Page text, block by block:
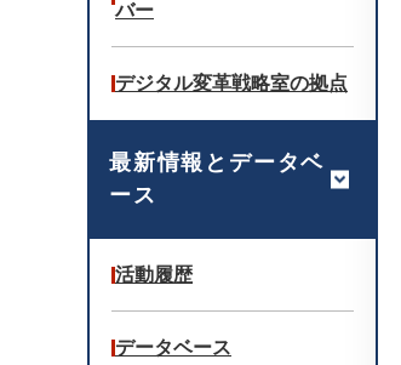
バー
デジタル変革戦略室の拠点
最新情報とデータベ
ース
活動履歴
データベース